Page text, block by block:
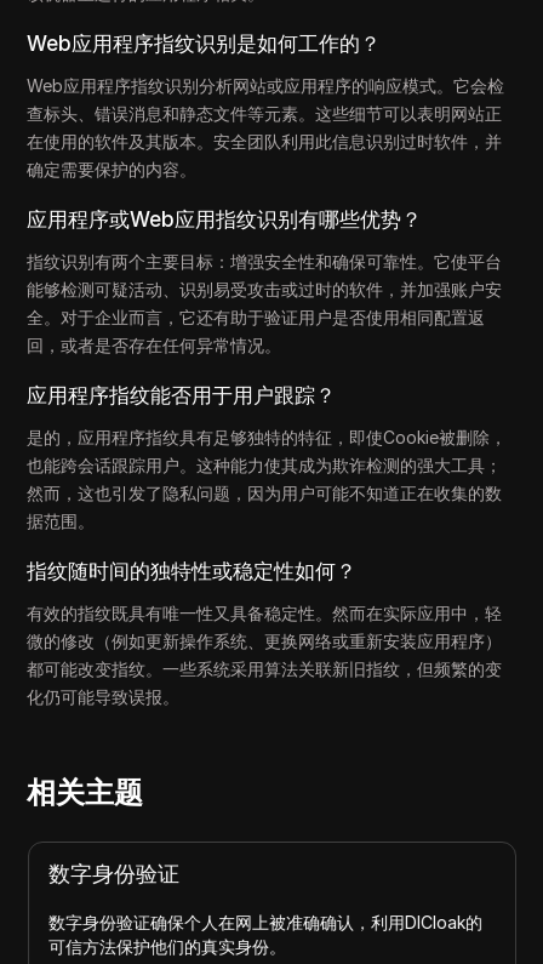
Web应用程序指纹识别是如何工作的？
Web应用程序指纹识别分析网站或应用程序的响应模式。它会检
查标头、错误消息和静态文件等元素。这些细节可以表明网站正
在使用的软件及其版本。安全团队利用此信息识别过时软件，并
确定需要保护的内容。
应用程序或Web应用指纹识别有哪些优势？
指纹识别有两个主要目标：增强安全性和确保可靠性。它使平台
能够检测可疑活动、识别易受攻击或过时的软件，并加强账户安
全。对于企业而言，它还有助于验证用户是否使用相同配置返
回，或者是否存在任何异常情况。
应用程序指纹能否用于用户跟踪？
是的，应用程序指纹具有足够独特的特征，即使Cookie被删除，
也能跨会话跟踪用户。这种能力使其成为欺诈检测的强大工具；
然而，这也引发了隐私问题，因为用户可能不知道正在收集的数
据范围。
指纹随时间的独特性或稳定性如何？
有效的指纹既具有唯一性又具备稳定性。然而在实际应用中，轻
微的修改（例如更新操作系统、更换网络或重新安装应用程序）
都可能改变指纹。一些系统采用算法关联新旧指纹，但频繁的变
化仍可能导致误报。
相关主题
数字身份验证
数字身份验证确保个人在网上被准确确认，利用DICloak的
可信方法保护他们的真实身份。